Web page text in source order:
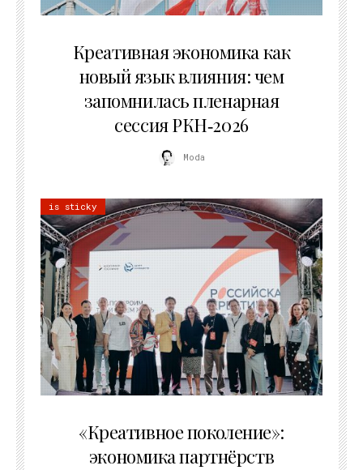
Креативная экономика как
новый язык влияния: чем
запомнилась пленарная
сессия РКН‑2026
Moda
is sticky
«Креативное поколение»:
экономика партнёрств